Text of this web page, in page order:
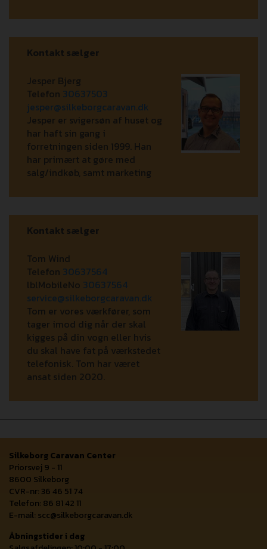
Kontakt sælger
Jesper Bjerg
Telefon 30637503
jesper@silkeborgcaravan.dk
Jesper er svigersøn af huset og
har haft sin gang i
forretningen siden 1999. Han
har primært at gøre med
salg/indkøb, samt marketing
Kontakt sælger
Tom Wind
Telefon 30637564
lblMobileNo 30637564
service@silkeborgcaravan.dk
Tom er vores værkfører, som
tager imod dig når der skal
kigges på din vogn eller hvis
du skal have fat på værkstedet
telefonisk. Tom har været
ansat siden 2020.
Silkeborg Caravan Center
Priorsvej 9 - 11
8600 Silkeborg
CVR-nr: 36 46 51 74
Telefon: 86 81 42 11
E-mail: scc@silkeborgcaravan.dk
Åbningstider i dag